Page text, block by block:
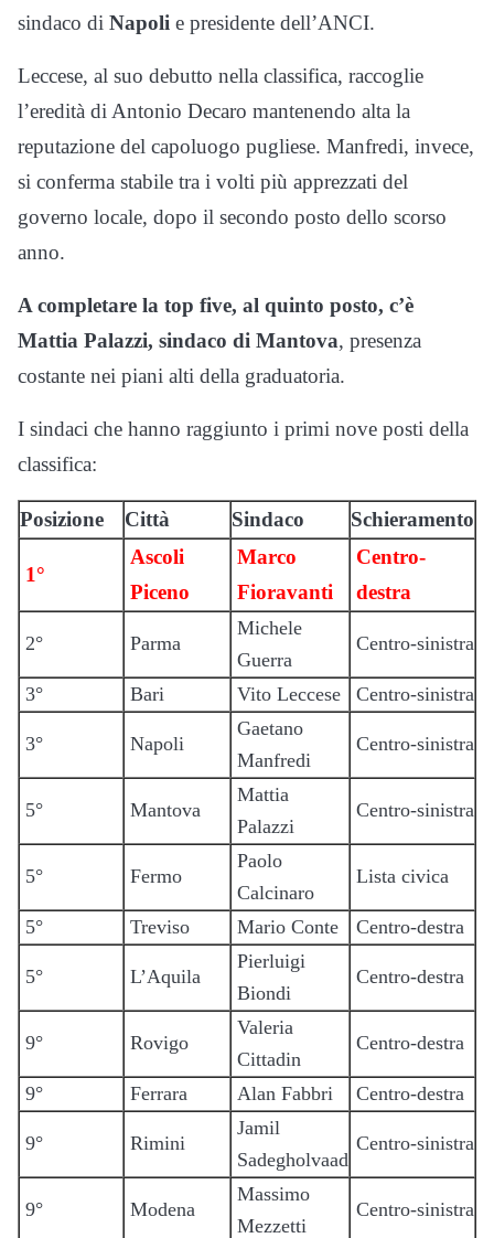
sindaco di Napoli e presidente dell’ANCI.
Leccese, al suo debutto nella classifica, raccoglie
l’eredità di Antonio Decaro mantenendo alta la
reputazione del capoluogo pugliese. Manfredi, invece,
si conferma stabile tra i volti più apprezzati del
governo locale, dopo il secondo posto dello scorso
anno.
A completare la top five, al quinto posto, c’è
Mattia Palazzi, sindaco di Mantova, presenza
costante nei piani alti della graduatoria.
I sindaci che hanno raggiunto i primi nove posti della
classifica:
Posizione Città Sindaco Schieramento
1°
Ascoli
Piceno
Marco
Fioravanti
Centro-
destra
2° Parma
Michele
Guerra
Centro-sinistra
3° Bari Vito Leccese Centro-sinistra
3° Napoli
Gaetano
Manfredi
Centro-sinistra
5° Mantova
Mattia
Palazzi
Centro-sinistra
5° Fermo
Paolo
Calcinaro
Lista civica
5° Treviso Mario Conte Centro-destra
5° L’Aquila
Pierluigi
Biondi
Centro-destra
9° Rovigo
Valeria
Cittadin
Centro-destra
9° Ferrara Alan Fabbri Centro-destra
9° Rimini
Jamil
Sadegholvaad
Centro-sinistra
9° Modena
Massimo
Mezzetti
Centro-sinistra